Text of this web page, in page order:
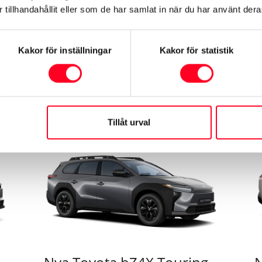
tillhandahållit eller som de har samlat in när du har använt
Kakor för inställningar Kakor för statistik
Tillåt urval
fyrhjulsdriftsystem (AWD-i).
350.900 kr
Se mer om bilen